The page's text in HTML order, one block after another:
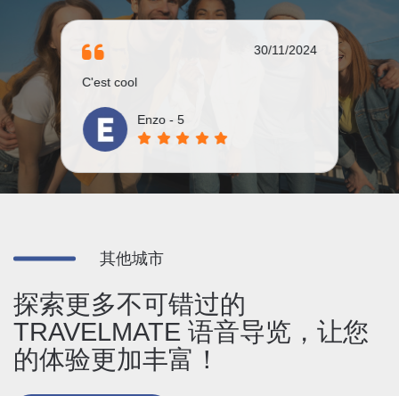
30/11/2024
C'est cool
Enzo - 5
其他城市
探索更多不可错过的
TRAVELMATE 语音导览，让您
的体验更加丰富！